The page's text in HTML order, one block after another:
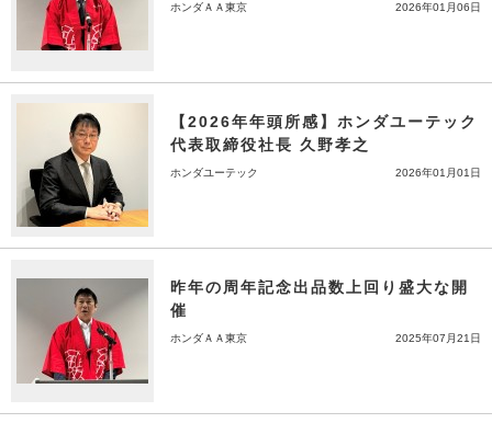
ホンダＡＡ東京 2026年01月06日
【2026年年頭所感】ホンダユーテック
代表取締役社長 久野孝之
ホンダユーテック 2026年01月01日
昨年の周年記念出品数上回り盛大な開
催
ホンダＡＡ東京 2025年07月21日